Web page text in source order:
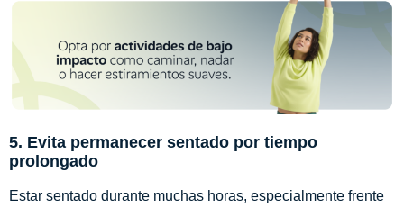
5. Evita permanecer sentado por tiempo
prolongado
Estar sentado durante muchas horas, especialmente frente